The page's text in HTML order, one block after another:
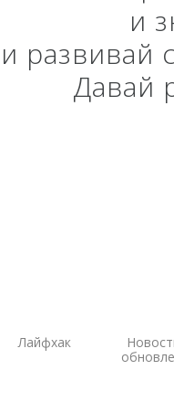
на грейдеры
на бульдозеры
ГНСС-
радары
и
Давай
Лайфхак